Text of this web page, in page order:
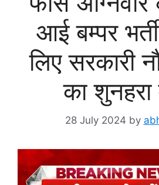
आई बम्पर
लिए सरकारी
का शुनहरा
28 July 2024 by